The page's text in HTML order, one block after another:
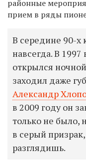
районные
прием в ряды
В середине 90-х
навсегда. В
открылся
заходил даже
Александр
в 2009 году он
только не было,
в серый
разглядишь.